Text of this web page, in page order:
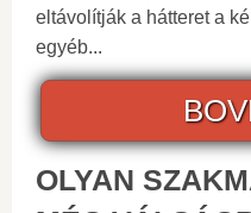
eltávolítják a hátteret a
egyéb...
OLYAN